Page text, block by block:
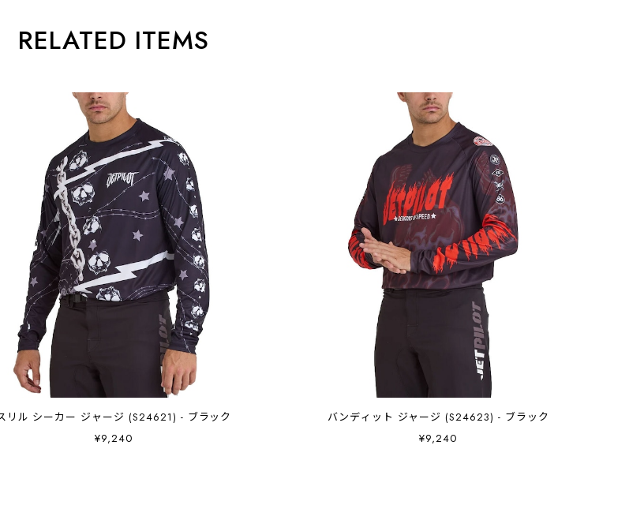
RELATED ITEMS
スリル シーカー ジャージ (S24621) - ブラック
¥9,240
バンディット ジャージ (S24623) - ブラック
¥9,240